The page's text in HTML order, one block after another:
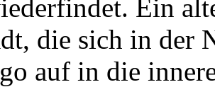
Ein
die sich in der
auf in die